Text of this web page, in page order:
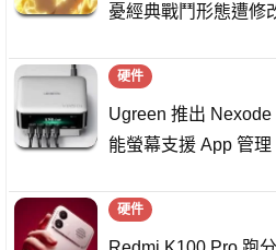
憂經典戰鬥形態遭修
硬件
Ugreen 推出
能螢幕支援 App 管理
硬件